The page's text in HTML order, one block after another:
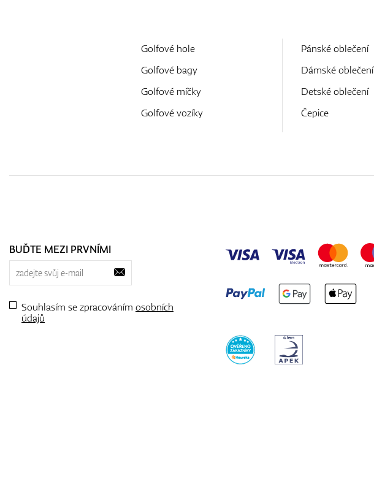
Golfové hole
Golfové bagy
Golfové míčky
Golfové vozíky
Pánské oblečení
Dámské oblečení
Detské oblečení
Čepice
BUĎTE MEZI PRVNÍMI
Souhlasím se zpracováním osobních
údajů